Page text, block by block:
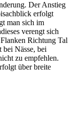
Der Anstieg
erfolgt
man sich im
verengt sich
Richtung Tal
Nässe, bei
zu empfehlen.
über breite